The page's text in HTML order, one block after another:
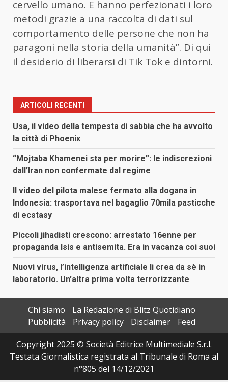
cervello umano. E hanno perfezionati i loro
metodi grazie a una raccolta di dati sul
comportamento delle persone che non ha
paragoni nella storia della umanità”. Di qui
il desiderio di liberarsi di Tik Tok e dintorni.
ARTICOLI RECENTI
Usa, il video della tempesta di sabbia che ha avvolto
la città di Phoenix
“Mojtaba Khamenei sta per morire”: le indiscrezioni
dall’Iran non confermate dal regime
Il video del pilota malese fermato alla dogana in
Indonesia: trasportava nel bagaglio 70mila pasticche
di ecstasy
Piccoli jihadisti crescono: arrestato 16enne per
propaganda Isis e antisemita. Era in vacanza coi suoi
Nuovi virus, l’intelligenza artificiale li crea da sè in
laboratorio. Un’altra prima volta terrorizzante
Chi siamo
La Redazione di Blitz Quotidiano
Pubblicità
Privacy policy Disclaimer
Feed
Copyright 2025 © Società Editrice Multimediale S.r.l.
Testata Giornalistica registrata al Tribunale di Roma al
n°805 del 14/12/2021